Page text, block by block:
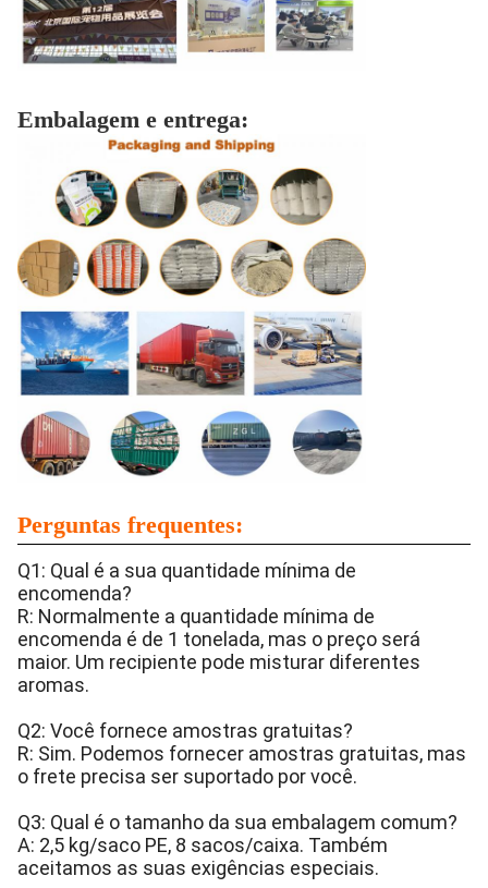
Embalagem e entrega:
Perguntas frequentes:
Q1: Qual é a sua quantidade mínima de
encomenda?
R: Normalmente a quantidade mínima de
encomenda é de 1 tonelada, mas o preço será
maior. Um recipiente pode misturar diferentes
aromas.
Q2: Você fornece amostras gratuitas?
R: Sim. Podemos fornecer amostras gratuitas, mas
o frete precisa ser suportado por você.
Q3: Qual é o tamanho da sua embalagem comum?
A: 2,5 kg/saco PE, 8 sacos/caixa. Também
aceitamos as suas exigências especiais.